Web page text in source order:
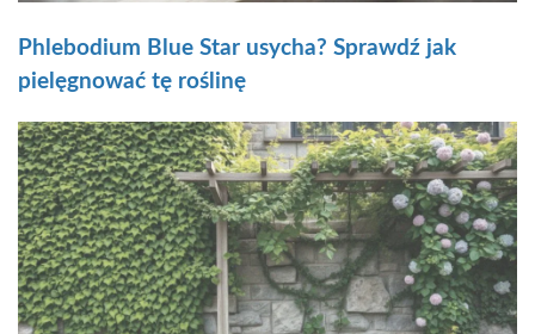
Phlebodium Blue Star usycha? Sprawdź jak
pielęgnować tę roślinę